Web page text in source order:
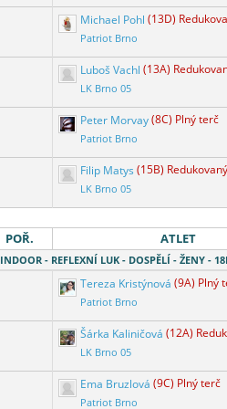
Michael Pohl (13D)
Patriot Brno
Luboš Vachl (13A)
LK Brno 05
Peter Morvay(8C) Plný terč
Patriot Brno
Filip Matys (15B)
LK Brno 05
POŘ. ATLET
INDOOR - REFLEXNÍ LUK - DOSPĚLÍ - ŽENY -
Tereza Kristýnová (9A) Plný
Patriot Brno
Šárka Kaliničová (12A)
LK Brno 05
Ema Bruzlová (9C) Plný terč
Patriot Brno